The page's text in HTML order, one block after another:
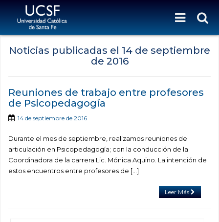
Noticias publicadas el 14 de septiembre
de 2016
Reuniones de trabajo entre profesores
de Psicopedagogía
14 de septiembre de 2016
Durante el mes de septiembre, realizamos reuniones de
articulación en Psicopedagogía; con la conducción de la
Coordinadora de la carrera Lic. Mónica Aquino. La intención de
estos encuentros entre profesores de […]
Leer Más